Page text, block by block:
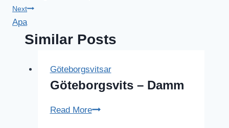
Next
Apa
Similar Posts
Göteborgsvitsar
Göteborgsvits – Damm
Read MoreGöteborgsvits